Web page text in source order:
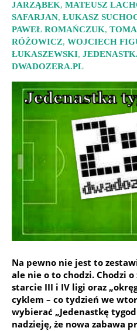
JARZĄBEK, MATEUSZ
SAFARJAN, ŁUKASZ
PAWEŁ ROMAŃCZUK,
RÓŻOWICZ, WOJCIECH
ŁUKASZEWSKI,
DWADOZERA.PL
Na pewno nie jest to
ale nie o to chodzi. Chodzi
starcie III i IV ligi oraz
cyklem – co tydzień we
wybierać „Jedenastkę
nadzieję, że nowa zabawa